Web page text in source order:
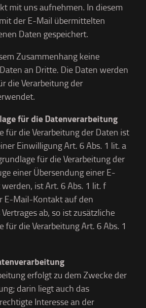
mit uns aufnehmen. In diesem
der E-Mail übermittelten
Daten gespeichert.
Zusammenhang keine
an Dritte. Die Daten werden
die Verarbeitung der
für die Datenverarbeitung
für die Verarbeitung der Daten ist
Einwilligung Art. 6 Abs. 1 lit. a
für die Verarbeitung der
einer Übersendung einer E-
ist Art. 6 Abs. 1 lit. f
E-Mail-Kontakt auf den
ab, so ist zusätzliche
für die Verarbeitung Art. 6 Abs. 1
erfolgt zu dem Zwecke der
darin liegt auch das
Interesse an der